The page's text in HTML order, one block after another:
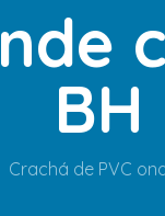
BH
Crachá de PVC